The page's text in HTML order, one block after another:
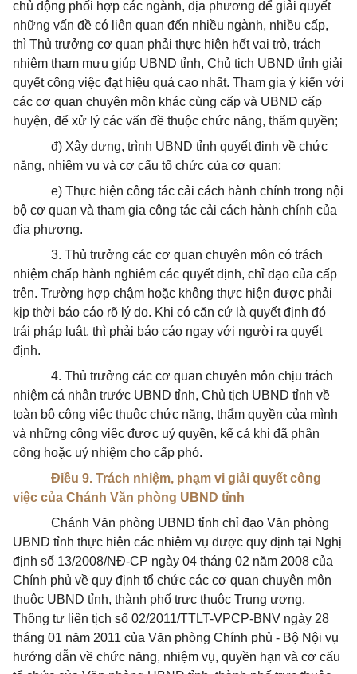
chủ động phối hợp các ngành, địa phương để giải quyết
những vấn đề có liên quan đến nhiều ngành, nhiều cấp,
thì Thủ trưởng cơ quan phải thực hiện hết vai trò, trách
nhiệm tham mưu giúp UBND tỉnh, Chủ tịch UBND tỉnh giải
quyết công việc đạt hiệu quả cao nhất. Tham gia ý kiến với
các cơ quan chuyên môn khác cùng cấp và UBND cấp
huyện, để xử lý các vấn đề thuộc chức năng, thẩm quyền;
đ) Xây dựng, trình UBND tỉnh quyết định về chức
năng, nhiệm vụ và cơ cấu tổ chức của cơ quan;
e) Thực hiện công tác cải cách hành chính trong nội
bộ cơ quan và tham gia công tác cải cách hành chính của
địa phương.
3. Thủ trưởng các cơ quan chuyên môn có trách
nhiệm chấp hành nghiêm các quyết định, chỉ đạo của cấp
trên. Trường hợp chậm hoặc không thực hiện được phải
kịp thời báo cáo rõ lý do. Khi có căn cứ là quyết định đó
trái pháp luật, thì phải báo cáo ngay với người ra quyết
định.
4. Thủ trưởng các cơ quan chuyên môn chịu trách
nhiệm cá nhân trước UBND tỉnh, Chủ tịch UBND tỉnh về
toàn bộ công việc thuộc chức năng, thẩm quyền của mình
và những công việc được uỷ quyền, kể cả khi đã phân
công hoặc uỷ nhiệm cho cấp phó.
Điều 9. Trách nhiệm, phạm vi giải quyết công
việc của Chánh Văn phòng UBND tỉnh
Chánh Văn phòng UBND tỉnh chỉ đạo Văn phòng
UBND tỉnh thực hiện các nhiệm vụ được quy định tại Nghị
định số 13/2008/NĐ-CP ngày 04 tháng 02 năm 2008 của
Chính phủ về quy định tổ chức các cơ quan chuyên môn
thuộc UBND tỉnh, thành phố trực thuộc Trung ương,
Thông tư liên tịch số 02/2011/TTLT-VPCP-BNV ngày 28
tháng 01 năm 2011 của Văn phòng Chính phủ - Bộ Nội vụ
hướng dẫn về chức năng, nhiệm vụ, quyền hạn và cơ cấu